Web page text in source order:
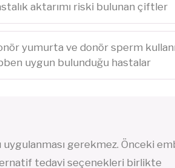
aktarımı riski bulunan çiftler
yumurta ve donör sperm
uygun bulunduğu hastalar
gerekmez. Önceki
tedavi seçenekleri birlikte